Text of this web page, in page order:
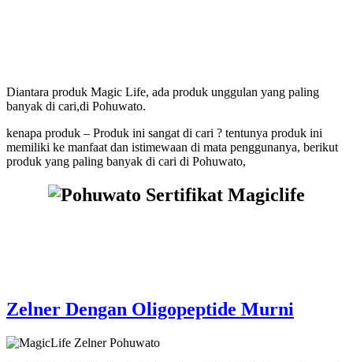
Diantara produk Magic Life, ada produk unggulan yang paling
banyak di cari,di Pohuwato.
kenapa produk – Produk ini sangat di cari ? tentunya produk ini
memiliki ke manfaat dan istimewaan di mata penggunanya, berikut
produk yang paling banyak di cari di Pohuwato,
Zelner Dengan Oligopeptide Murni